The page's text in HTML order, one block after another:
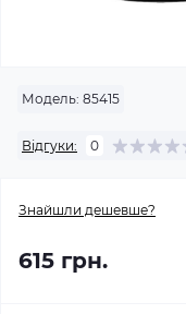
Модель: 85415
Відгуки: 0
Знайшли дешевше?
615 грн.